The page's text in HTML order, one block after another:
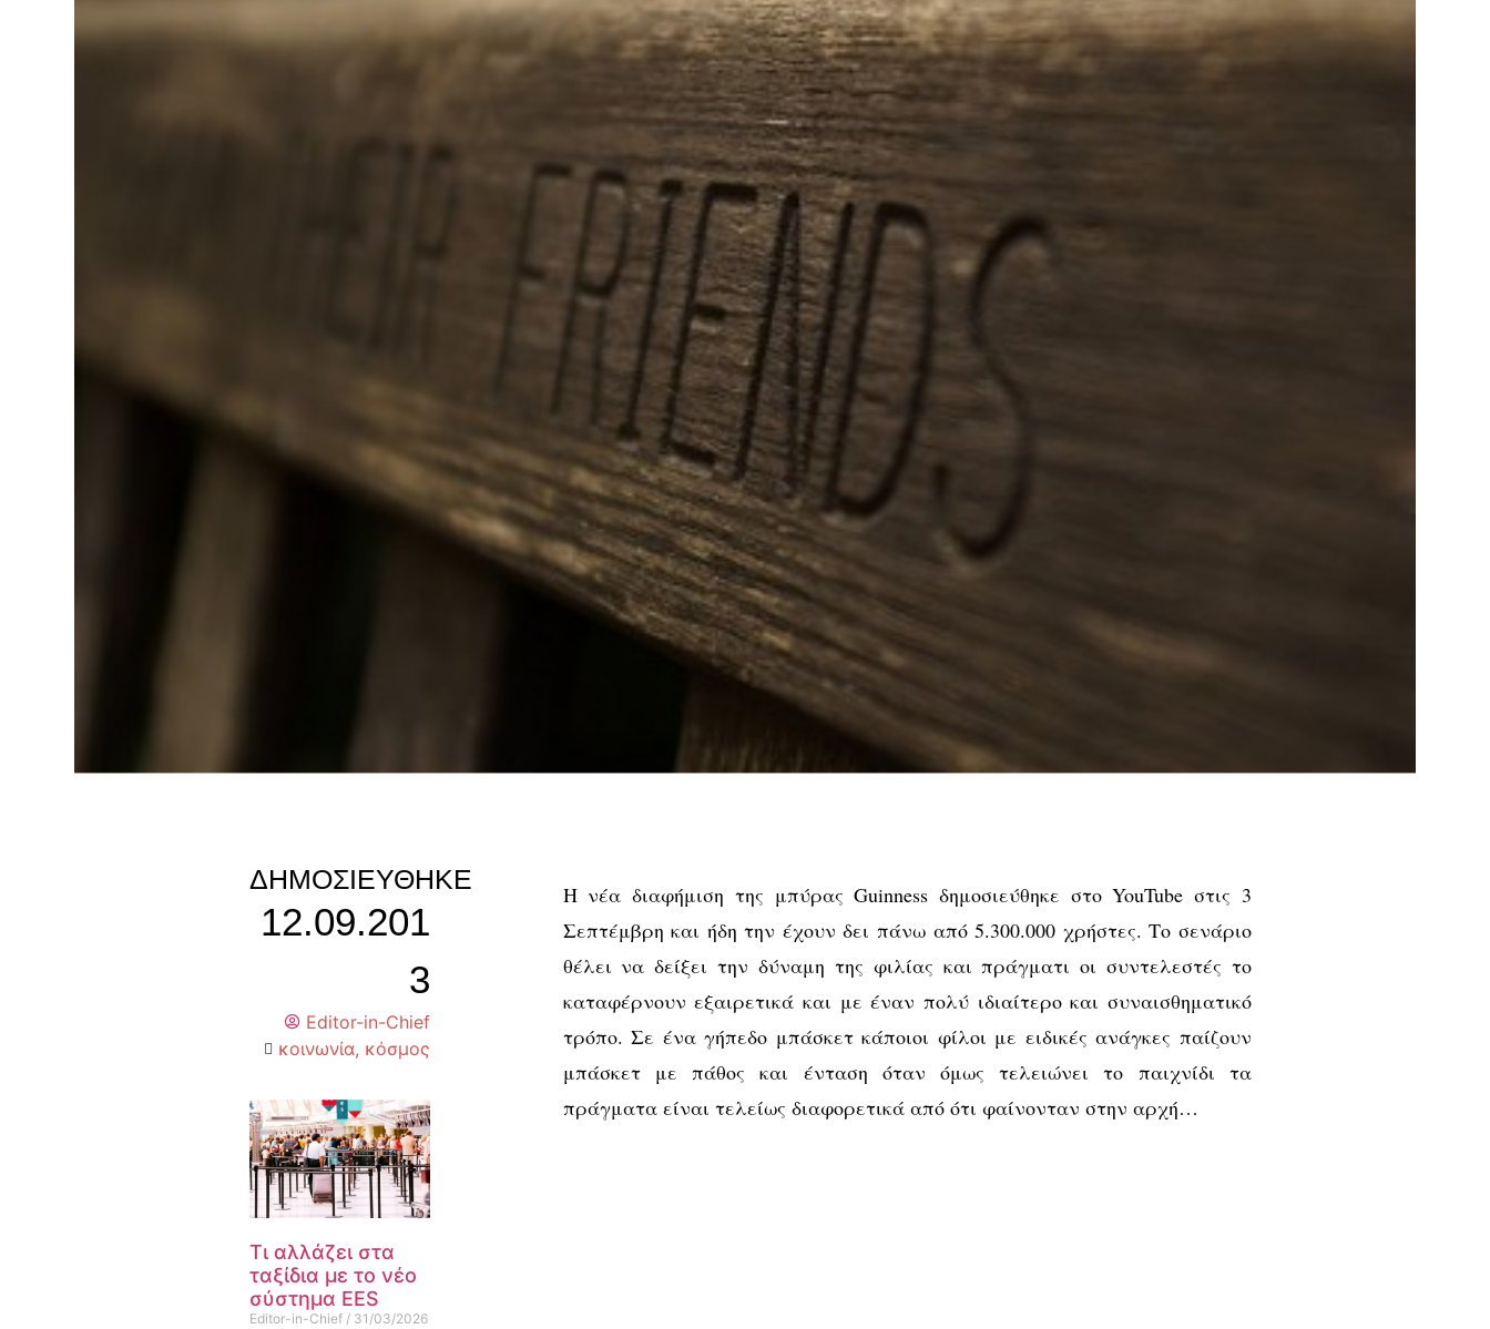
ΔΗΜΟΣΙΕΎΘΗΚΕ
12.09.201
3
Editor-in-Chief
κοινωνία, κόσμος
Τι αλλάζει στα
ταξίδια με το νέο
σύστημα EES
Editor-in-Chief 31/03/2026
Η νέα διαφήμιση της μπύρας Guinness δημοσιεύθηκε στο YouTube στις 3
Σεπτέμβρη και ήδη την έχουν δει πάνω από 5.300.000 χρήστες. Το σενάριο
θέλει να δείξει την δύναμη της φιλίας και πράγματι οι συντελεστές το
καταφέρνουν εξαιρετικά και με έναν πολύ ιδιαίτερο και συναισθηματικό
τρόπο. Σε ένα γήπεδο μπάσκετ κάποιοι φίλοι με ειδικές ανάγκες παίζουν
μπάσκετ με πάθος και ένταση όταν όμως τελειώνει το παιχνίδι τα
πράγματα είναι τελείως διαφορετικά από ότι φαίνονταν στην αρχή…